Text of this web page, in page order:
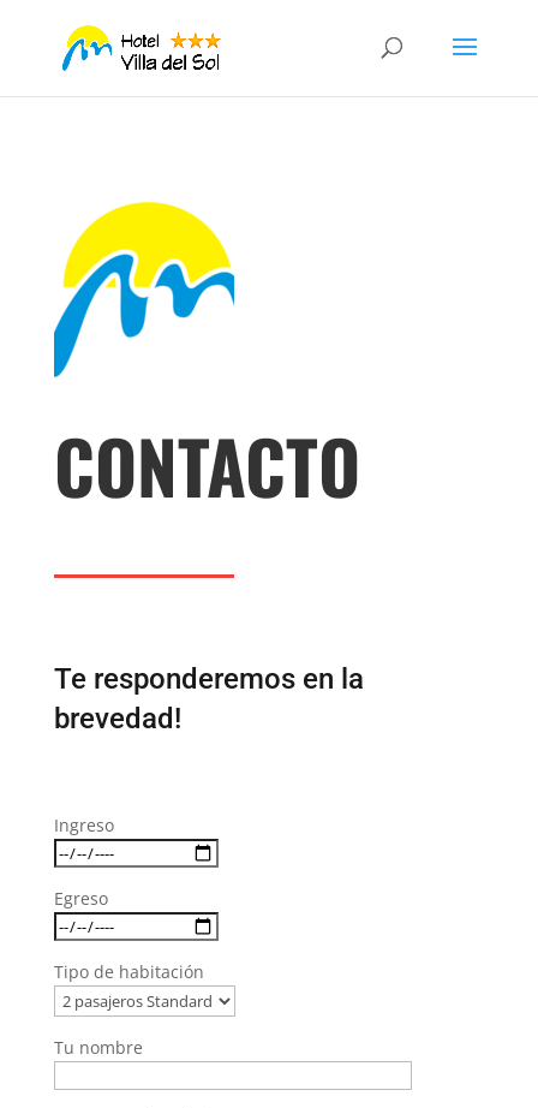
CONTACTO
Te responderemos en la
brevedad!
Ingreso
Egreso
Tipo de habitación
Tu nombre